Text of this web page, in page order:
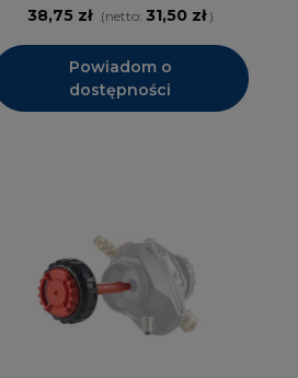
38,75 zł
(netto: 31,50 zł)
Powiadom o
dostępności